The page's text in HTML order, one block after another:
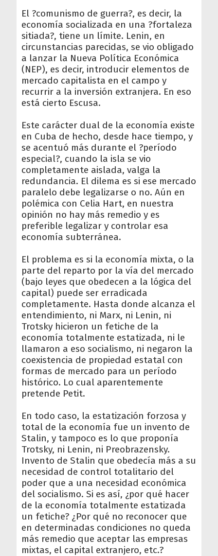
El ?comunismo de guerra?, es decir, la
economía socializada en una ?fortaleza
sitiada?, tiene un límite. Lenin, en
circunstancias parecidas, se vio obligado
a lanzar la Nueva Política Económica
(NEP), es decir, introducir elementos de
mercado capitalista en el campo y
recurrir a la inversión extranjera. En eso
está cierto Escusa.
Este carácter dual de la economía existe
en Cuba de hecho, desde hace tiempo, y
se acentuó más durante el ?período
especial?, cuando la isla se vio
completamente aislada, valga la
redundancia. El dilema es si ese mercado
paralelo debe legalizarse o no. Aún en
polémica con Celia Hart, en nuestra
opinión no hay más remedio y es
preferible legalizar y controlar esa
economía subterránea.
El problema es si la economía mixta, o la
parte del reparto por la vía del mercado
(bajo leyes que obedecen a la lógica del
capital) puede ser erradicada
completamente. Hasta donde alcanza el
entendimiento, ni Marx, ni Lenin, ni
Trotsky hicieron un fetiche de la
economía totalmente estatizada, ni le
llamaron a eso socialismo, ni negaron la
coexistencia de propiedad estatal con
formas de mercado para un período
histórico. Lo cual aparentemente
pretende Petit.
En todo caso, la estatización forzosa y
total de la economía fue un invento de
Stalin, y tampoco es lo que proponía
Trotsky, ni Lenin, ni Preobrazensky.
Invento de Stalin que obedecía más a su
necesidad de control totalitario del
poder que a una necesidad económica
del socialismo. Si es así, ¿por qué hacer
de la economía totalmente estatizada
un fetiche? ¿Por qué no reconocer que
en determinadas condiciones no queda
más remedio que aceptar las empresas
mixtas, el capital extranjero, etc.?